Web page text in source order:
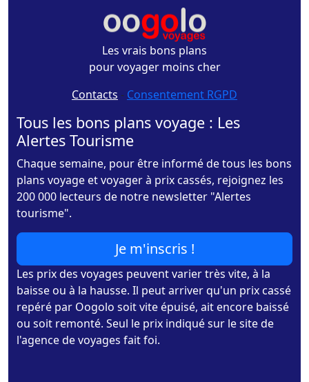
Les vrais bons plans
pour voyager moins cher
Contacts - Consentement RGPD
Tous les bons plans voyage : Les
Alertes Tourisme
Chaque semaine, pour être informé de tous les bons
plans voyage et voyager à prix cassés, rejoignez les
200 000 lecteurs de notre newsletter "Alertes
tourisme".
Je m'inscris !
Les prix des voyages peuvent varier très vite, à la
baisse ou à la hausse. Il peut arriver qu'un prix cassé
repéré par Oogolo soit vite épuisé, ait encore baissé
ou soit remonté. Seul le prix indiqué sur le site de
l'agence de voyages fait foi.